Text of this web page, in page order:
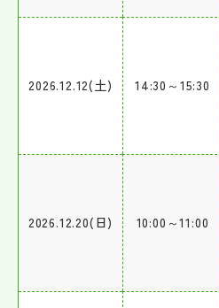
2026.12.12(土) 14:30～15:30
2026.12.20(日) 10:00～11:00